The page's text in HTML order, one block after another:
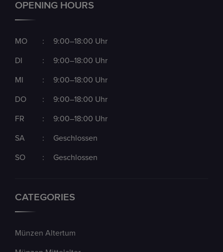
OPENING HOURS
MO : 9:00–18:00 Uhr
DI : 9:00–18:00 Uhr
MI : 9:00–18:00 Uhr
DO : 9:00–18:00 Uhr
FR : 9:00–18:00 Uhr
SA : Geschlossen
SO : Geschlossen
CATEGORIES
Münzen Altertum